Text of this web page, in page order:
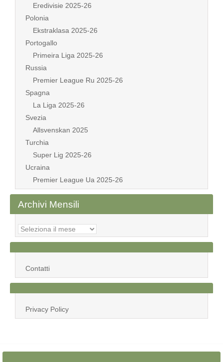
Eredivisie 2025-26
Polonia
Ekstraklasa 2025-26
Portogallo
Primeira Liga 2025-26
Russia
Premier League Ru 2025-26
Spagna
La Liga 2025-26
Svezia
Allsvenskan 2025
Turchia
Super Lig 2025-26
Ucraina
Premier League Ua 2025-26
Archivi Mensili
Archivi
Mensili
Contatti
Privacy Policy